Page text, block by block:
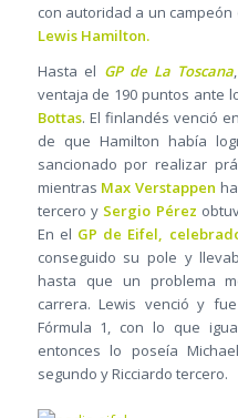
con autoridad a un
Lewis Hamilton.
Hasta el GP de La Toscana
ventaja de 190 puntos ante
Bottas. El finlandés venció
de que Hamilton había
sancionado por realizar
mientras Max Verstappen
tercero y Sergio Pérez
En el GP de Eifel,
conseguido su pole y
hasta que un problema
carrera. Lewis venció y
Fórmula 1, con lo que
entonces lo poseía
segundo y Ricciardo tercero.